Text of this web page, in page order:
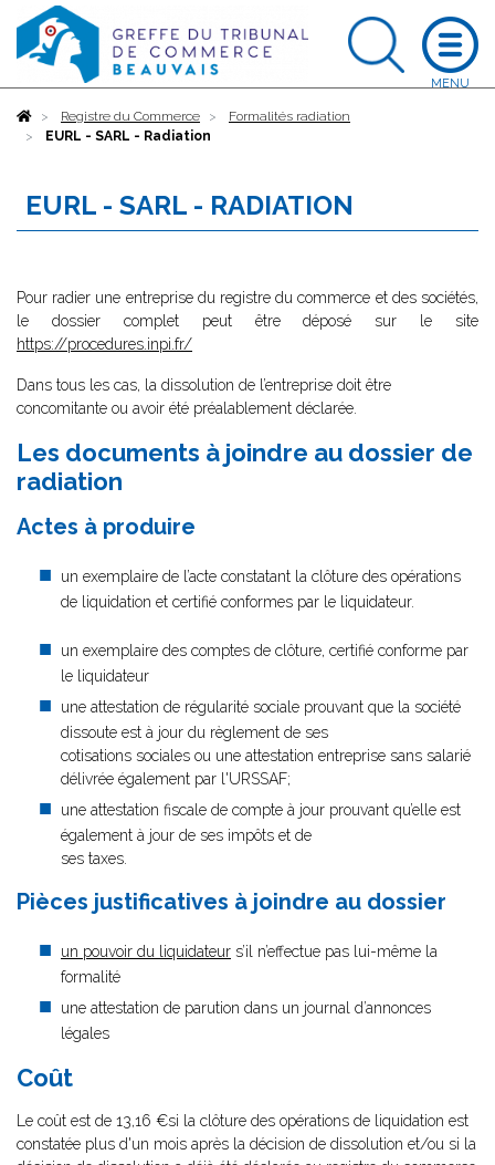
AccueilRegistre du Commerce
Formalités radiation
EURL - SARL - Radiation
EURL - SARL - RADIATION
Pour radier une entreprise du registre du commerce et des sociétés,
le dossier complet peut être déposé sur le site
https://procedures.inpi.fr/
Dans tous les cas, la dissolution de l’entreprise doit être
concomitante ou avoir été préalablement déclarée.
Les documents à joindre au dossier de
radiation
Actes à produire
un exemplaire de l’acte constatant la clôture des opérations
de liquidation et certifié conformes par le liquidateur.
un exemplaire des comptes de clôture, certifié conforme par
le liquidateur
une attestation de régularité sociale prouvant que la société
dissoute est à jour du règlement de ses
cotisations sociales ou une attestation entreprise sans salarié
délivrée également par l'URSSAF;
une attestation fiscale de compte à jour prouvant qu’elle est
également à jour de ses impôts et de
ses taxes.
Pièces justificatives à joindre au dossier
un pouvoir du liquidateur s’il n’effectue pas lui-même la
formalité
une attestation de parution dans un journal d’annonces
légales
Coût
Le coût est de 13,16 €si la clôture des opérations de liquidation est
constatée plus d'un mois après la décision de dissolution et/ou si la